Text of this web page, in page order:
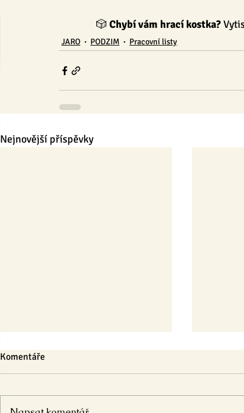
🎲 Chybí vám hrací kostka?
JARO PODZIM Pracovní listy
Nejnovější příspěvky
Komentáře